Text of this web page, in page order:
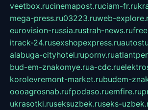
veetbox.rucinemapost.ruciam-fr.ru
mega-press.ru03223.ruweb-
eurovision-russia.rustrah-news.ru
itrack-24.rusexshopexpress.ru
alabuga-cityhotel.rupornv.ru
bud-em-znakomye.rua-cdc.ru
korolevremont-market.rubudem-
oooagrosnab.rufpodaso.ruemfire.ru
ukrasotki.ruseksuzbek.ruseks-